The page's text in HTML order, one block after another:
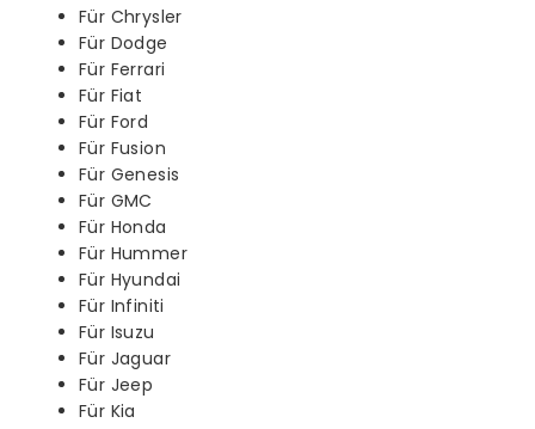
Für Chrysler
Für Dodge
Für Ferrari
Für Fiat
Für Ford
Für Fusion
Für Genesis
Für GMC
Für Honda
Für Hummer
Für Hyundai
Für Infiniti
Für Isuzu
Für Jaguar
Für Jeep
Für Kia